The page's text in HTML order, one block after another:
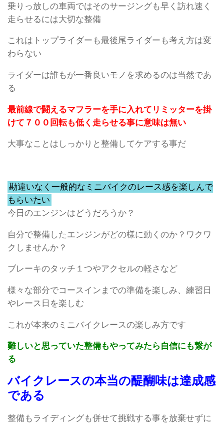
乗りっ放しの車両ではそのサージングも早く訪れ速く
走らせるには大切な整備
これはトップライダーも最後尾ライダーも考え方は変
わらない
ライダーは誰もが一番良いモノを求めるのは当然であ
る
最前線で闘えるマフラーを手に入れてリミッターを掛
けて７００回転も低く走らせる事に意味は無い
大事なことはしっかりと整備してケアする事だ
勘違いなく一般的なミニバイクのレース感を楽しんで
もらいたい
今日のエンジンはどうだろうか？
自分で整備したエンジンがどの様に動くのか？ワクワ
クしませんか？
ブレーキのタッチ１つやアクセルの軽さなど
様々な部分でコースインまでの準備を楽しみ、練習日
やレース日を楽しむ
これが本来のミニバイクレースの楽しみ方です
難しいと思っていた整備もやってみたら自信にも繋が
る
バイクレースの本当の醍醐味は達成感
である
整備もライディングも併せて挑戦する事を放棄せずに